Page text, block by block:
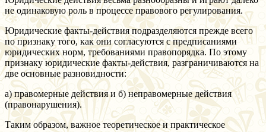
не одинаковую роль в процессе правового регулирования.
Юридические факты-действия подразделяются прежде всего
по признаку того, как они согласуются с предписаниями
юридических норм, требованиями правопорядка. По этому
признаку юридические факты-действия, разграничиваются на
две основные разновидности:
а) правомерные действия и б) неправомерные действия
(правонарушения).
Таким образом, важное теоретическое и практическое